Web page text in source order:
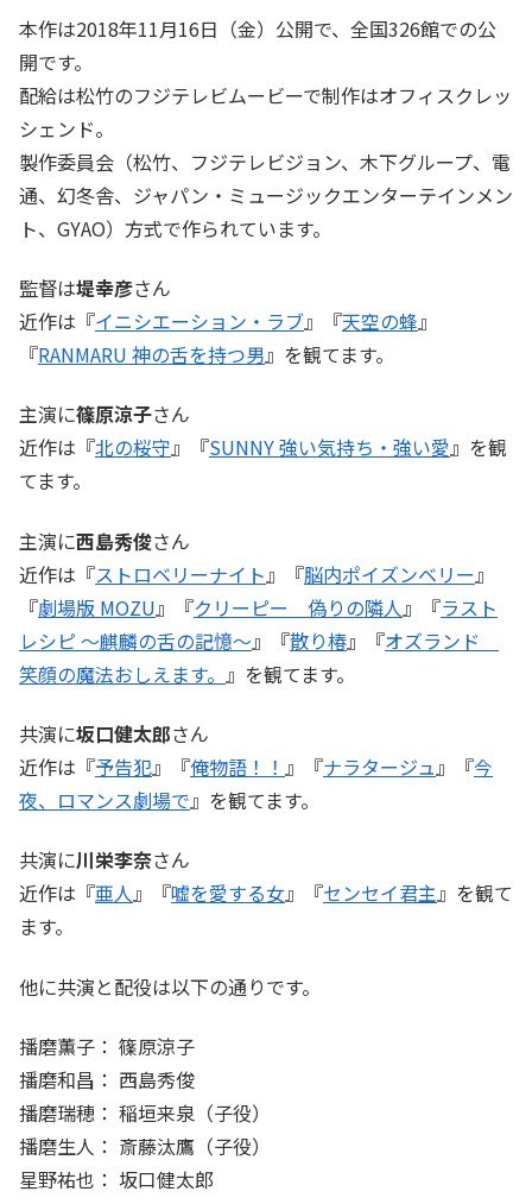
本作は2018年11月16日（金）公開で、全国326館での公
開です。
配給は松竹のフジテレビムービーで制作はオフィスクレッ
シェンド。
製作委員会（松竹、フジテレビジョン、木下グループ、電
通、幻冬舎、ジャパン・ミュージックエンターテインメン
ト、GYAO）方式で作られています。
監督は堤幸彦さん
近作は『イニシエーション・ラブ』『天空の蜂』
『RANMARU 神の舌を持つ男』を観てます。
主演に篠原涼子さん
近作は『北の桜守』『SUNNY 強い気持ち・強い愛』を観
てます。
主演に西島秀俊さん
近作は『ストロベリーナイト 』『脳内ポイズンベリー 』
『劇場版 MOZU』『クリーピー 偽りの隣人 』『ラスト
レシピ ～麒麟の舌の記憶～』『散り椿』『オズランド
笑顔の魔法おしえます。 』を観てます。
共演に坂口健太郎さん
近作は『予告犯』『俺物語！！ 』『ナラタージュ』『今
夜、ロマンス劇場で』を観てます。
共演に川栄李奈さん
近作は『亜人』『嘘を愛する女』『センセイ君主』を観て
ます。
他に共演と配役は以下の通りです。
播磨薫子： 篠原涼子
播磨和昌： 西島秀俊
播磨瑞穂： 稲垣来泉（子役）
播磨生人： 斎藤汰鷹（子役）
星野祐也： 坂口健太郎